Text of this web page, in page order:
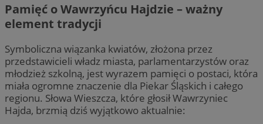
Pamięć o Wawrzyńcu Hajdzie – ważny
element tradycji
Symboliczna wiązanka kwiatów, złożona przez
przedstawicieli władz miasta, parlamentarzystów oraz
młodzież szkolną, jest wyrazem pamięci o postaci, która
miała ogromne znaczenie dla Piekar Śląskich i całego
regionu. Słowa Wieszcza, które głosił Wawrzyniec
Hajda, brzmią dziś wyjątkowo aktualnie: